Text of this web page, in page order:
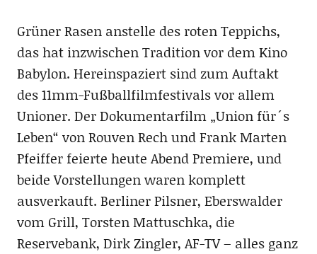
Grüner Rasen anstelle des roten Teppichs,
das hat inzwischen Tradition vor dem Kino
Babylon. Hereinspaziert sind zum Auftakt
des 11mm-Fußballfilmfestivals vor allem
Unioner. Der Dokumentarfilm „Union für´s
Leben“ von Rouven Rech und Frank Marten
Pfeiffer feierte heute Abend Premiere, und
beide Vorstellungen waren komplett
ausverkauft. Berliner Pilsner, Eberswalder
vom Grill, Torsten Mattuschka, die
Reservebank, Dirk Zingler, AF-TV – alles ganz